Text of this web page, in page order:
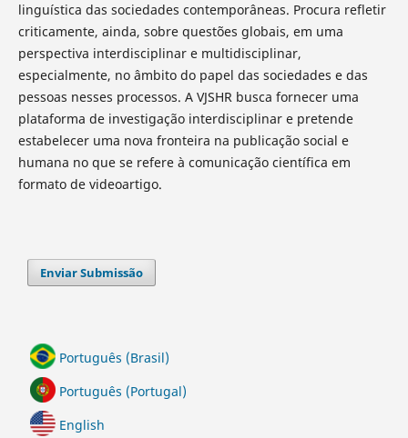
linguística das sociedades contemporâneas. Procura refletir
criticamente, ainda, sobre questões globais, em uma
perspectiva interdisciplinar e multidisciplinar,
especialmente, no âmbito do papel das sociedades e das
pessoas nesses processos. A VJSHR busca fornecer uma
plataforma de investigação interdisciplinar e pretende
estabelecer uma nova fronteira na publicação social e
humana no que se refere à comunicação científica em
formato de videoartigo.
Enviar Submissão
Português (Brasil)
Português (Portugal)
English